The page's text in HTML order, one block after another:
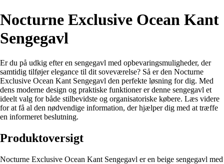
Nocturne Exclusive Ocean Kant
Sengegavl
Er du på udkig efter en sengegavl med opbevaringsmuligheder, der
samtidig tilføjer elegance til dit soveværelse? Så er den Nocturne
Exclusive Ocean Kant Sengegavl den perfekte løsning for dig. Med
dens moderne design og praktiske funktioner er denne sengegavl et
ideelt valg for både stilbevidste og organisatoriske købere. Læs videre
for at få al den nødvendige information, der hjælper dig med at træffe
en informeret beslutning.
Produktoversigt
Nocturne Exclusive Ocean Kant Sengegavl er en beige sengegavl med